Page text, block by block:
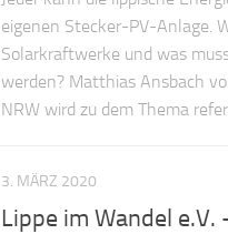
eigenen Stecker-PV-Anlage.
Solarkraftwerke und was
werden? Matthias Ansbach
NRW wird zu dem Thema
3. MÄRZ 2020
Lippe im Wandel